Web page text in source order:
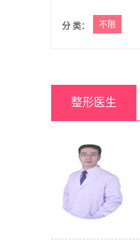
分 类： 不限
整形医生